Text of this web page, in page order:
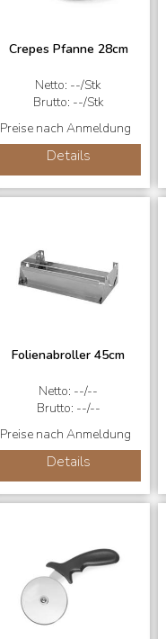
Crepes Pfanne 28cm
Netto: --/Stk
Brutto: --/Stk
Preise nach Anmeldung
Details
Folienabroller 45cm
Netto: --/--
Brutto: --/--
Preise nach Anmeldung
Details